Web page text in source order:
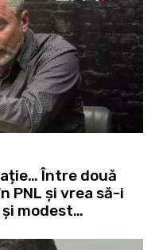
Între două
PNL și vrea să-i
modest…